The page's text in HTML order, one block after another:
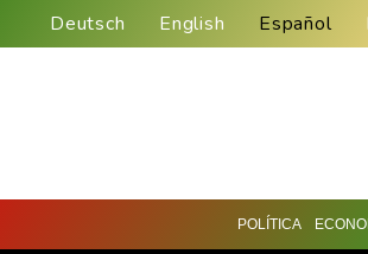
Deutsch English Español
POLÍTICA